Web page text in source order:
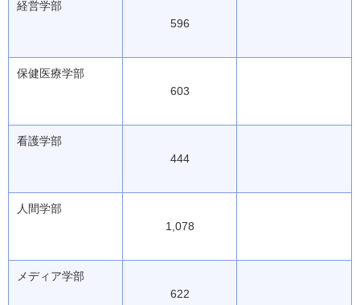
経営学部
596
保健医療学部
603
看護学部
444
人間学部
1,078
メディア学部
622